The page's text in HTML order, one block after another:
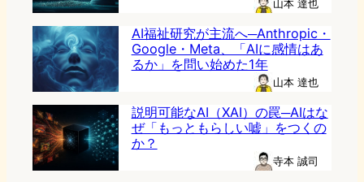
山本 達也
AI福祉研究が主流へ─Anthropic・
Google・Meta、「AIに感情はあ
るか」を問い始めた1年
山本 達也
説明可能なAI（XAI）の罠─AIはな
ぜ「もっともらしい嘘」をつくの
か？
寺本 誠司